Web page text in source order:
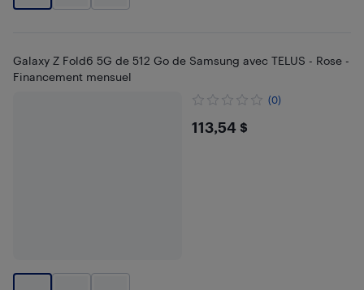
Galaxy Z Fold6 5G de 512 Go de Samsung avec TELUS - Rose -
Financement mensuel
(0)
$113.54
113,54 $